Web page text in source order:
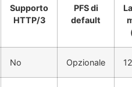
Supporto
HTTP/3
PFS di
default
No Opzionale